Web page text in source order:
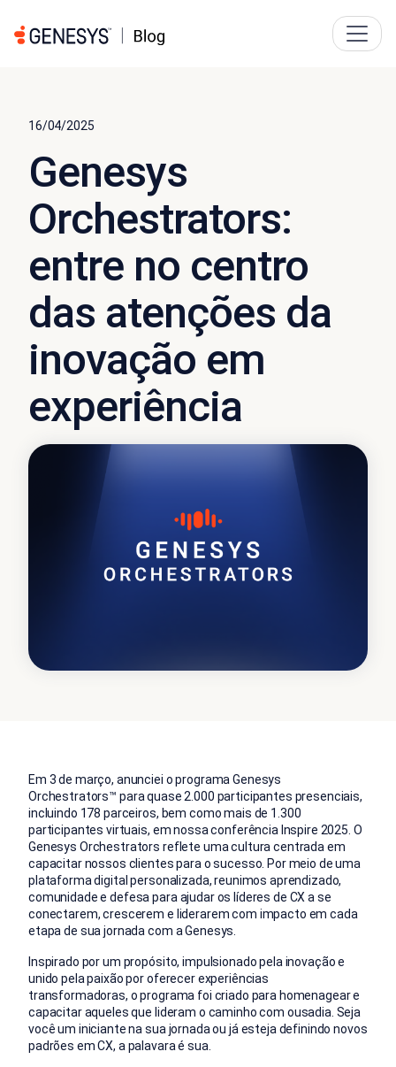
16/04/2025
Genesys
Orchestrators:
entre no centro
das atenções da
inovação em
experiência
Em 3 de março, anunciei o programa Genesys
Orchestrators™ para quase 2.000 participantes presenciais,
incluindo 178 parceiros, bem como mais de 1.300
participantes virtuais, em nossa conferência Inspire 2025. O
Genesys Orchestrators reflete uma cultura centrada em
capacitar nossos clientes para o sucesso. Por meio de uma
plataforma digital personalizada, reunimos aprendizado,
comunidade e defesa para ajudar os líderes de CX a se
conectarem, crescerem e liderarem com impacto em cada
etapa de sua jornada com a Genesys.
Inspirado por um propósito, impulsionado pela inovação e
unido pela paixão por oferecer experiências
transformadoras, o programa foi criado para homenagear e
capacitar aqueles que lideram o caminho com ousadia. Seja
você um iniciante na sua jornada ou já esteja definindo novos
padrões em CX, a palavara é sua.